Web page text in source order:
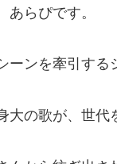
あらぴです。
ーンを牽引する
大の歌が、世代